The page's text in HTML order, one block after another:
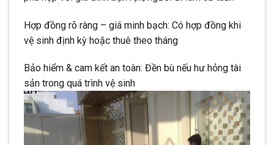
Hợp đồng rõ ràng – giá minh bạch: Có hợp đồng khi
vệ sinh định kỳ hoặc thuê theo tháng
Bảo hiểm & cam kết an toàn: Đền bù nếu hư hỏng tài
sản trong quá trình vệ sinh